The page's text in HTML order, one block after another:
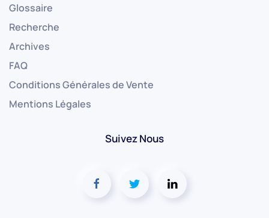
Glossaire
Recherche
Archives
FAQ
Conditions Générales de Vente
Mentions Légales
Suivez Nous